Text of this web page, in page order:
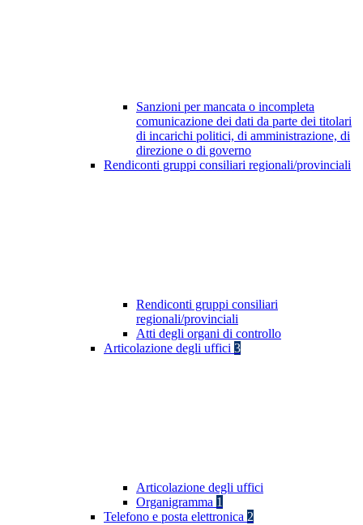
Sanzioni per mancata o incompleta
comunicazione dei dati da parte dei titolari
di incarichi politici, di amministrazione, di
direzione o di governo
Rendiconti gruppi consiliari regionali/provinciali
Rendiconti gruppi consiliari
regionali/provinciali
Atti degli organi di controllo
Articolazione degli uffici 3
Articolazione degli uffici
Organigramma 1
Telefono e posta elettronica 2